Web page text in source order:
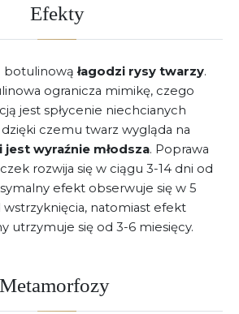
Efekty
botulinowąłagodzi rysy twarzy.
ogranicza mimikę, czego
jest spłycenie niechcianych
czemu twarz wygląda na
jest wyraźnie młodsza. Poprawa
rozwija się w ciągu 3-14 dni od
efekt obserwuje się w 5
natomiast efekt
utrzymuje się od 3-6 miesięcy.
Metamorfozy